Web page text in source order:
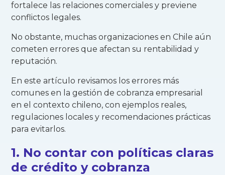
fortalece las relaciones comerciales y previene
conflictos legales.
No obstante, muchas organizaciones en Chile aún
cometen errores que afectan su rentabilidad y
reputación.
En este artículo revisamos los errores más
comunes en la gestión de cobranza empresarial
en el contexto chileno, con ejemplos reales,
regulaciones locales y recomendaciones prácticas
para evitarlos.
1. No contar con políticas claras
de crédito y cobranza